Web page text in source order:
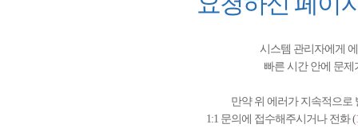
시스템 관리자에게
빠른 시간 안에 문
만약 위 에러가 지속적으로
1:1 문의에 접수해주시거나 전화 (